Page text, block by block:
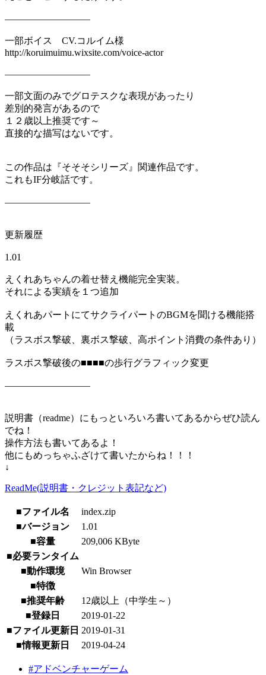
―――――――――
一部ボイス CV.コルイム様
http://koruimuimu.wixsite.com/voice-actor
―――――――――
一部文面のみでグロテスクな表現があったり
差別的発言があるので
１２歳以上推奨です～
直接的な描写はないです。
この作品は『そそそシリーズ』関連作品です。
これもIF分岐話です。
―――――――――
更新履歴
1.01
えくれあちゃんの着せ替え機能完全実装。
それによる実績を１つ追加
えくれあパートにてサクライパートのBGMを聞ける機能搭
載
（ラスボス撃破、裏ボス撃破、高ポイント消費の条件あり）
ラスボス撃破後の■■■■の歩行グラフィック変更
―――――――――
説明書（readme）にもっといろいろ書いてあるからぜひ読ん
でね！
操作方法も書いてあるよ！
他にもめっちゃふざけて書いたからね！！！
↓
ReadMe(説明書・クレジット表記など)
■ファイル名
index.zip
■バージョン
1.01
■容量
209,006 KByte
■必要ランタイム
■動作環境
Win Browser
■特徴
■推奨年齢
12歳以上（中学生～）
■登録日
2019-01-22
■ファイル更新日 2019-01-31
■情報更新日
2019-04-24
#アドベンチャーゲーム